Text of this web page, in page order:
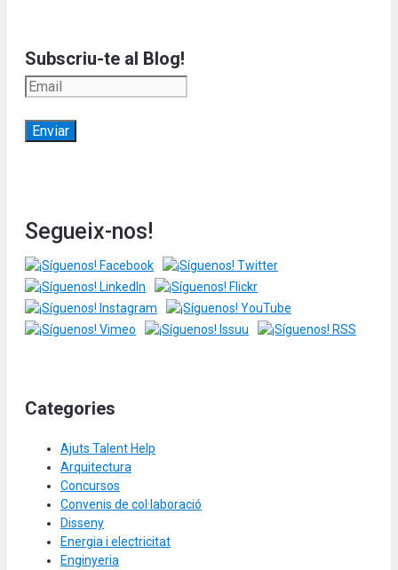
Subscriu-te al Blog!
Segueix-nos!
Categories
Ajuts Talent Help
Arquitectura
Concursos
Convenis de col·laboració
Disseny
Energia i electricitat
Enginyeria